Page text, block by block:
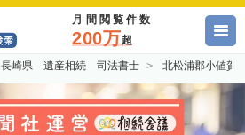
月間閲覧件数
200万超
長崎県 遺産相続 司法書士 北松浦郡小値